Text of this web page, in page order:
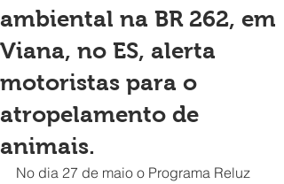
ambiental na BR 262, em
Viana, no ES, alerta
motoristas para o
atropelamento de
animais.
No dia 27 de maio o Programa Reluz